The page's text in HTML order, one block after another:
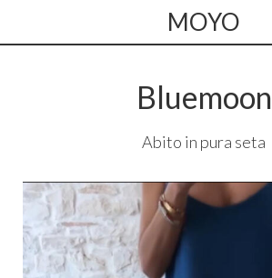
MOYO
Bluemoon
Abito in pura seta